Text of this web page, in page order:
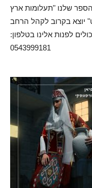
שלנו "תעלומות ארץ
יוצא בקרוב לקהל הרחב
לפנות אלינו בטלפון:
0543999181